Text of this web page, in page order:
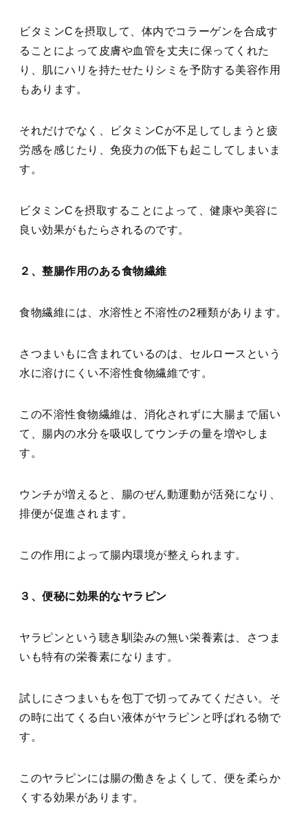
ビタミンCを摂取して、体内でコラーゲンを合成す
ることによって皮膚や血管を丈夫に保ってくれた
り、肌にハリを持たせたりシミを予防する美容作用
もあります。
それだけでなく、ビタミンCが不足してしまうと疲
労感を感じたり、免疫力の低下も起こしてしまいま
す。
ビタミンCを摂取することによって、健康や美容に
良い効果がもたらされるのです。
２、整腸作用のある食物繊維
食物繊維には、水溶性と不溶性の2種類があります。
さつまいもに含まれているのは、セルロースという
水に溶けにくい不溶性食物繊維です。
この不溶性食物繊維は、消化されずに大腸まで届い
て、腸内の水分を吸収してウンチの量を増やしま
す。
ウンチが増えると、腸のぜん動運動が活発になり、
排便が促進されます。
この作用によって腸内環境が整えられます。
３、便秘に効果的なヤラピン
ヤラピンという聴き馴染みの無い栄養素は、さつま
いも特有の栄養素になります。
試しにさつまいもを包丁で切ってみてください。そ
の時に出てくる白い液体がヤラピンと呼ばれる物で
す。
このヤラピンには腸の働きをよくして、便を柔らか
くする効果があります。